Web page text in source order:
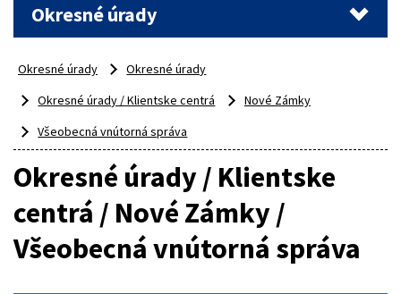
Okresné úrady
Okresné úrady
Okresné úrady
Okresné úrady / Klientske centrá
Nové Zámky
Všeobecná vnútorná správa
Okresné úrady / Klientske
centrá / Nové Zámky /
Všeobecná vnútorná správa